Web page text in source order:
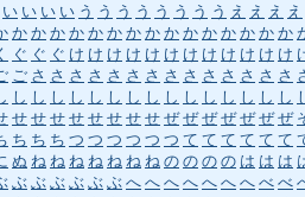
い い い い う う う う う う う う え え え え
か か か か か か か か か か か か か か か
ぐ ぐ ぐ け け け け け け け け け け け け
ご さ さ さ さ さ さ さ さ さ さ さ さ さ さ
し し し し し し し し し し し し し し し
せ せ せ せ せ せ せ せ ぜ ぜ ぜ ぜ ぜ ぜ ぜ
ち ち ち つ つ つ つ つ つ て て て て て て
ぬ ね ね ね ね ね ね ね の の の の は は は
ぶ ぶ ぶ ぶ ぶ ぶ へ へ へ へ へ へ へ べ べ